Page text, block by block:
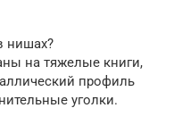
нишах?
на тяжелые книги,
профиль
уголки.